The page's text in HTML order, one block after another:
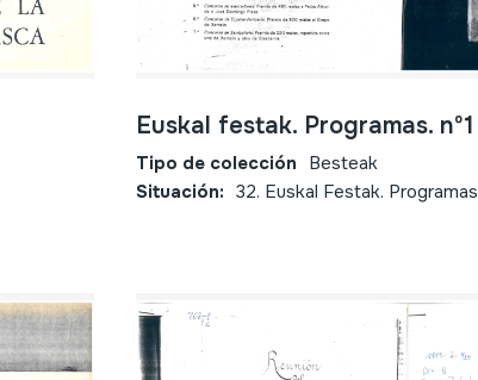
Euskal festak. Programas. nº1
Tipo de colección Besteak
Situación: 32. Euskal Festak. Programas